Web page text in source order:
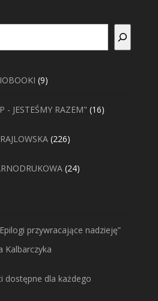
99
- JESTEŚMY RAZEM" 1616
226226
2424
przywracające nadzieję”
Kalbarczyka
dostępne dla każdego